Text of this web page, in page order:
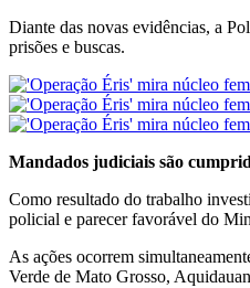
Diante das novas evidências, a
prisões e buscas.
Mandados judiciais são
Como resultado do trabalho
policial e parecer favorável do
As ações ocorrem
Verde de Mato Grosso,